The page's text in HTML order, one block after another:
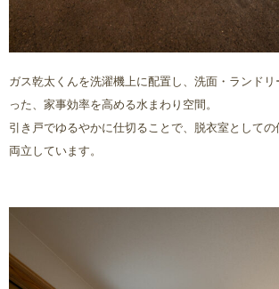
ガス乾太くんを洗濯機上に配置し、洗面・ランド
った、家事効率を高める水まわり空間。
引き戸でゆるやかに仕切ることで、脱衣室として
両立しています。